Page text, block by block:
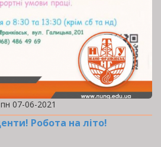
пн 07-06-2021
Робота на літо!